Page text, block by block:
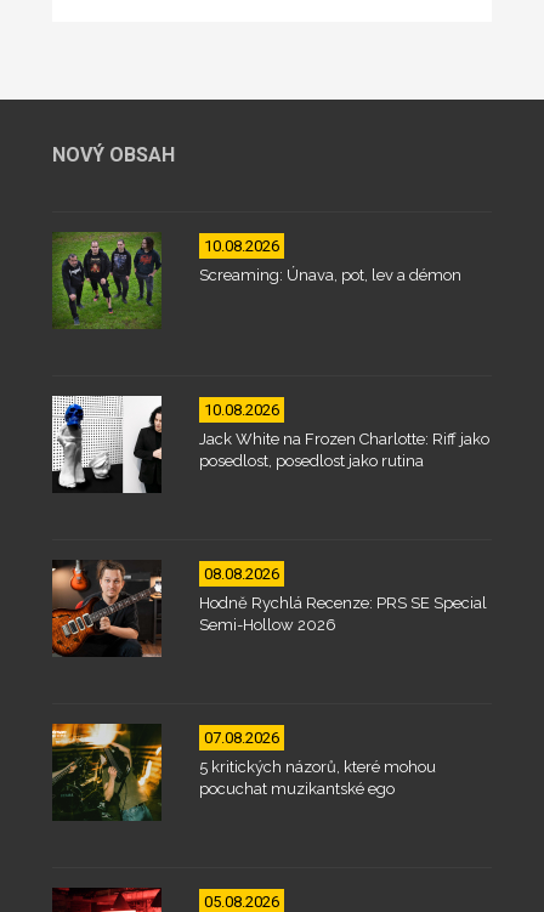
NOVÝ OBSAH
10.08.2026
Screaming: Únava, pot, lev a démon
10.08.2026
Jack White na Frozen Charlotte: Riff jako
posedlost, posedlost jako rutina
08.08.2026
Hodně Rychlá Recenze: PRS SE Special
Semi-Hollow 2026
07.08.2026
5 kritických názorů, které mohou
pocuchat muzikantské ego
05.08.2026